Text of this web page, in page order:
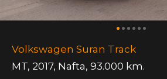
Volkswagen Suran Track
MT, 2017, Nafta, 93.000 km.